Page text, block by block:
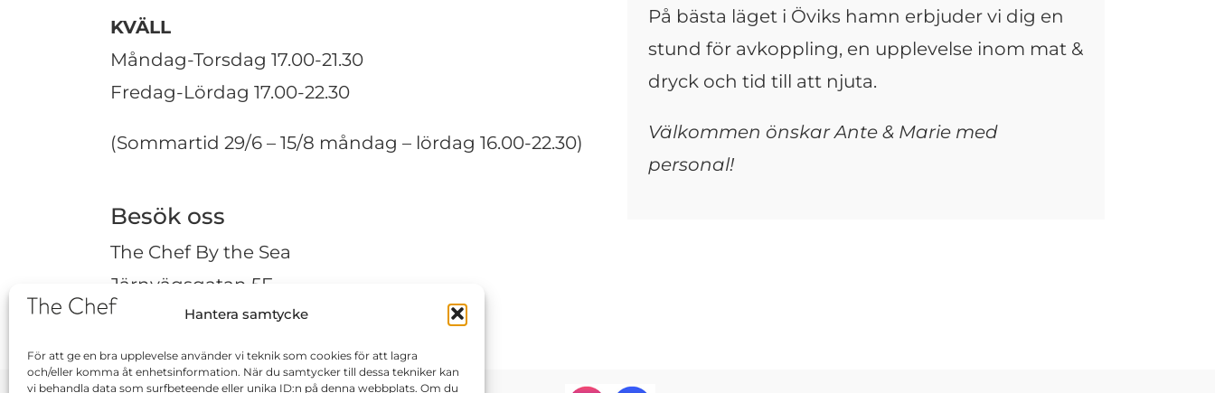
Hantera samtycke
För att ge en bra upplevelse använder vi teknik som cookies för att lagra
och/eller komma åt enhetsinformation. När du samtycker till dessa tekniker kan
vi behandla data som surfbeteende eller unika ID:n på denna webbplats. Om du
KVÄLL
Måndag-Torsdag 17.00-21.30
Fredag-Lördag 17.00-22.30
(Sommartid 29/6 – 15/8 måndag – lördag 16.00-22.30)
Besök oss
The Chef By the Sea
Järnvägsgatan 5E
891 33 Örnsköldsvik
På bästa läget i Öviks hamn erbjuder vi dig en
stund för avkoppling, en upplevelse inom mat &
dryck och tid till att njuta.
Välkommen önskar Ante & Marie med
personal!